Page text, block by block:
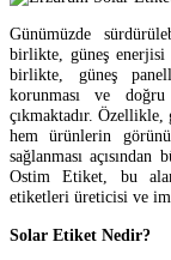
Günümüzde
birlikte, güneş enerjisi
birlikte, güneş
korunması ve
çıkmaktadır.
hem ürünlerin
sağlanması
Ostim Etiket, bu
etiketleri üreticisi ve
Solar Etiket Nedir?